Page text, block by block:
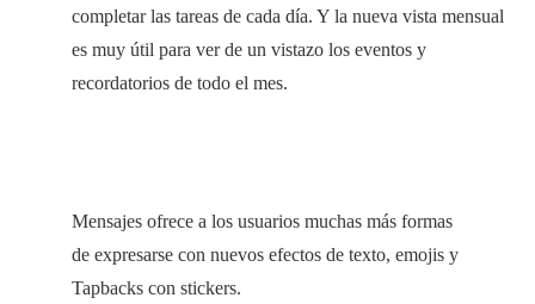
completar las tareas de cada día. Y la nueva vista mensual
es muy útil para ver de un vistazo los eventos y
recordatorios de todo el mes.
Mensajes ofrece a los usuarios muchas más formas
de expresarse con nuevos efectos de texto, emojis y
Tapbacks con stickers.